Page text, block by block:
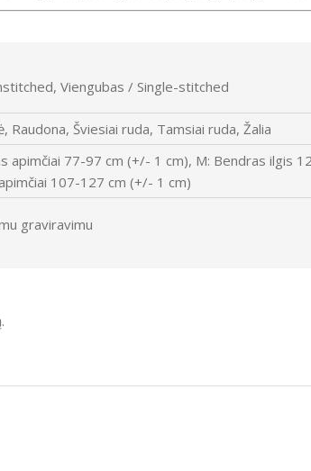
Viengubas / Single-stitched
Raudona, Šviesiai ruda, Tamsiai ruda, Žalia
apimčiai 77-97 cm (+/- 1 cm), M: Bendras ilgis
107-127 cm (+/- 1 cm)
graviravimu